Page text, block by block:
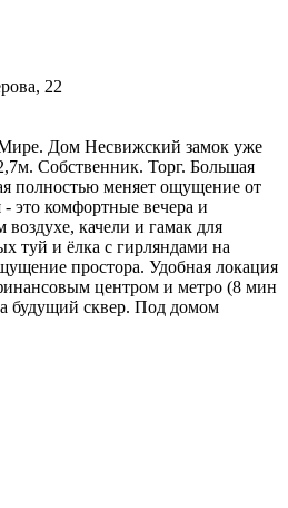
22
Дом Несвижский замок уже
Собственник. Торг. Большая
полностью меняет ощущение от
это комфортные вечера и
качели и гамак для
туй и ёлка с гирляндами на
простора. Удобная локация
центром и метро (8 мин
будущий сквер. Под домом